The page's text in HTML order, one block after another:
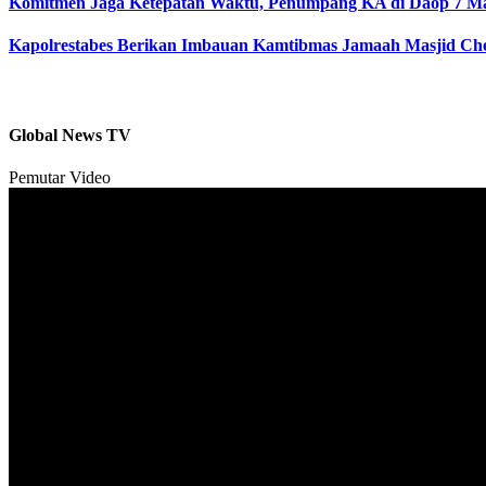
Kapolrestabes Berikan Imbauan Kamtibmas Jamaah Masjid
Global News TV
Pemutar Video